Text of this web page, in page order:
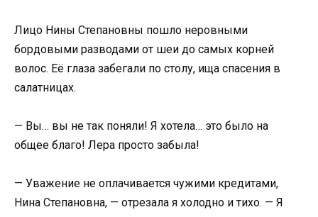
Лицо Нины Степановны пошло неровными
бордовыми разводами от шеи до самых корней
волос. Её глаза забегали по столу, ища спасения в
салатницах.
— Вы… вы не так поняли! Я хотела… это было на
общее благо! Лера просто забыла!
— Уважение не оплачивается чужими кредитами,
Нина Степановна, — отрезала я холодно и тихо. — Я